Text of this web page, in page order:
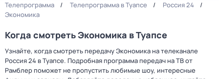
Телепрограмма Телепрограмма в Туапсе
Россия 24
Экономика
Когда смотреть Экономика в Туапсе
Узнайте, когда смотреть передачу Экономика на телеканале
Россия 24 в Туапсе. Подробная программа передач на ТВ от
Рамблер поможет не пропустить любимые шоу, интересные